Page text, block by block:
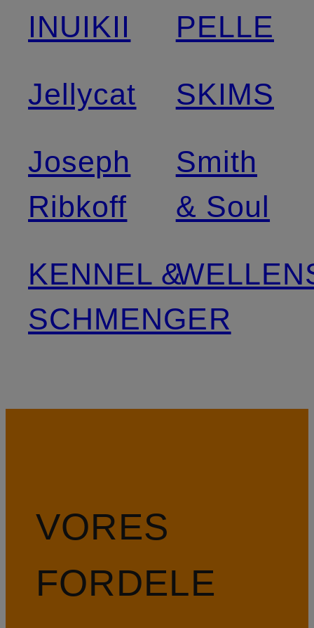
INUIKII
Jellycat
Joseph
Ribkoff
KENNEL &
SCHMENGER
PELLE
SKIMS
Smith
& Soul
VORES
FORDELE